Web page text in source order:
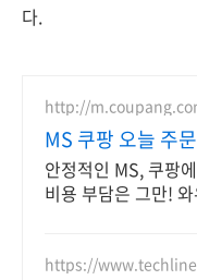
다.
http://
MS 쿠팡 오늘 주
안정적인 MS, 쿠팡
비용 부담은 그만!
https://